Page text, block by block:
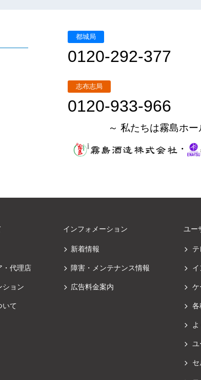
都城局
0120-292-377
志布志局
0120-933-966
～ 私たちは霧島ホ
・
・代理店
ション
いて
インフォメーション
新着情報
障害・メンテナンス情報
広告料金案内
ユー
ケ
各